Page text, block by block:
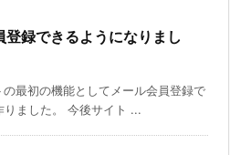
登録できるようになりまし
の最初の機能としてメール会員登録で
りました。 今後サイト ...